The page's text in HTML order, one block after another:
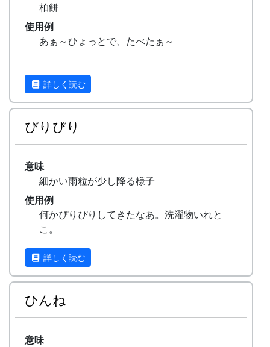
柏餅
使用例
あぁ～ひょっとで、たべたぁ～
詳しく読む
ぴりぴり
意味
細かい雨粒が少し降る様子
使用例
何かぴりぴりしてきたなあ。洗濯物いれと
こ。
詳しく読む
ひんね
意味